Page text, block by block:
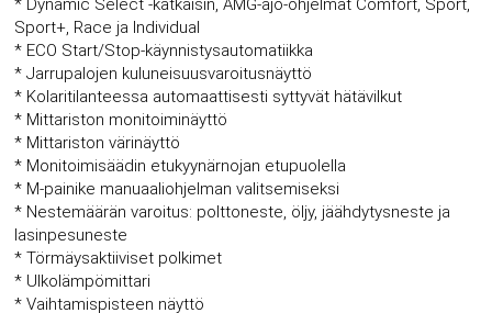
* Dynamic Select -katkaisin, AMG-ajo-ohjelmat Comfort, Sport,
Sport+, Race ja Individual
* ECO Start/Stop-käynnistysautomatiikka
* Jarrupalojen kuluneisuusvaroitusnäyttö
* Kolaritilanteessa automaattisesti syttyvät hätävilkut
* Mittariston monitoiminäyttö
* Mittariston värinäyttö
* Monitoimisäädin etukyynärnojan etupuolella
* M-painike manuaaliohjelman valitsemiseksi
* Nestemäärän varoitus: polttoneste, öljy, jäähdytysneste ja
lasinpesuneste
* Törmäysaktiiviset polkimet
* Ulkolämpömittari
* Vaihtamispisteen näyttö